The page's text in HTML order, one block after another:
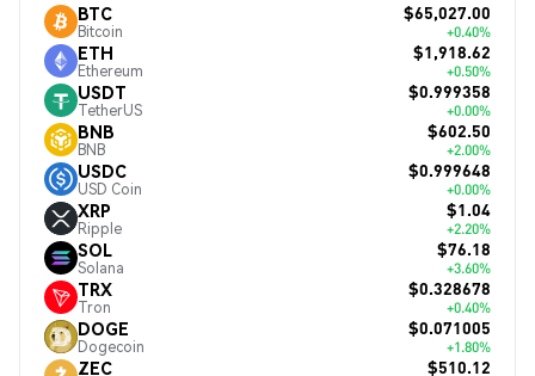
BTC
Bitcoin
$65,027.00
+0.40%
ETH
Ethereum
$1,918.62
+0.50%
USDT
TetherUS
$0.999358
+0.00%
BNB
BNB
$602.50
+2.00%
USDC
USD Coin
$0.999648
+0.00%
XRP
Ripple
$1.04
+2.20%
SOL
Solana
$76.18
+3.60%
TRX
Tron
$0.328678
+0.40%
DOGE
Dogecoin
$0.071005
+1.80%
ZEC $510.12